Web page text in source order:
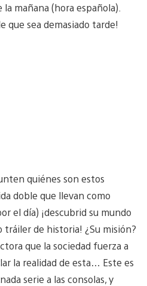
la mañana (hora española).
que sea demasiado tarde!
quiénes son estos
doble que llevan como
el día) ¡descubrid su mundo
tráiler de historia! ¿Su misión?
que la sociedad fuerza a
la realidad de esta… Este es
serie a las consolas, y